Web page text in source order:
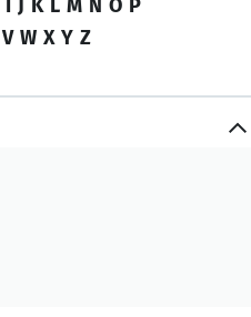
I J K L M N O P
V W X Y Z